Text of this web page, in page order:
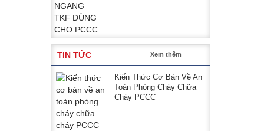
TIN TỨC Xem thêm
Kiến Thức Cơ Bản Về An
Toàn Phòng Cháy Chữa
Cháy PCCC